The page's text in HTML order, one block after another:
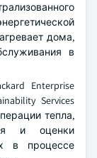
дома,
в
Enterprise
Services
тепла,
и оценки
в процессе